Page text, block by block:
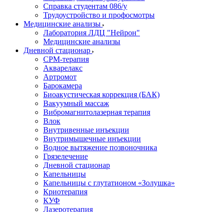
Справка студентам 086/у
Трудоустройство и профосмотры
Медицинские анализы
Лаборатория ЛДЦ "Нейрон"
Медицинские анализы
Дневной стационар
CPM-терапия
Акварелакс
Артромот
Барокамера
Биоакустическая коррекция (БАК)
Вакуумный массаж
Вибромагнитолазерная терапия
Влок
Внутривенные инъекции
Внутримышечные инъекции
Водное вытяжение позвоночника
Грязелечение
Дневной стационар
Капельницы
Капельницы с глутатионом «Золушка»
Криотерапия
КУФ
Лазеротерапия